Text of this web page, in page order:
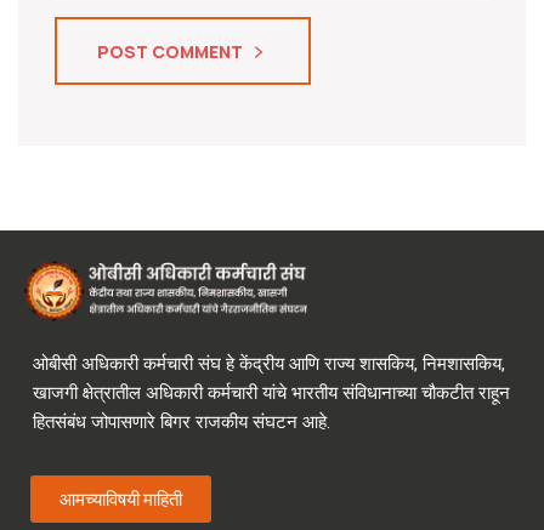
POST COMMENT
ओबीसी अधिकारी कर्मचारी संघ हे केंद्रीय आणि राज्य शासकिय, निमशासकिय,
खाजगी क्षेत्रातील अधिकारी कर्मचारी यांचे भारतीय संविधानाच्या चौकटीत राहून
हितसंबंध जोपासणारे बिगर राजकीय संघटन आहे.
आमच्याविषयी माहिती